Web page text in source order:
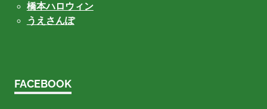
橋本ハロウィン
うえさんぽ
FACEBOOK